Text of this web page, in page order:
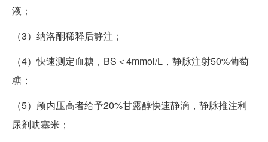
液；
（3）纳洛酮稀释后静注；
（4）快速测定血糖，BS＜4mmol/L，静脉注射50%葡萄
糖；
（5）颅内压高者给予20%甘露醇快速静滴，静脉推注利
尿剂呋塞米；